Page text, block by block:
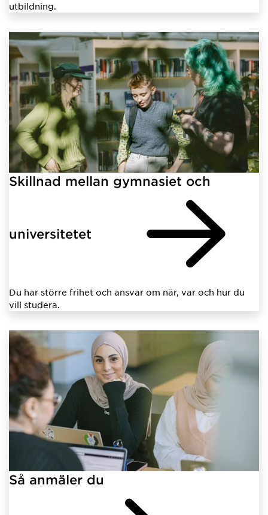
utbildning.
Skillnad mellan gymnasiet och
universitetet
Du har större frihet och ansvar om när, var och hur du
vill studera.
Så anmäler du